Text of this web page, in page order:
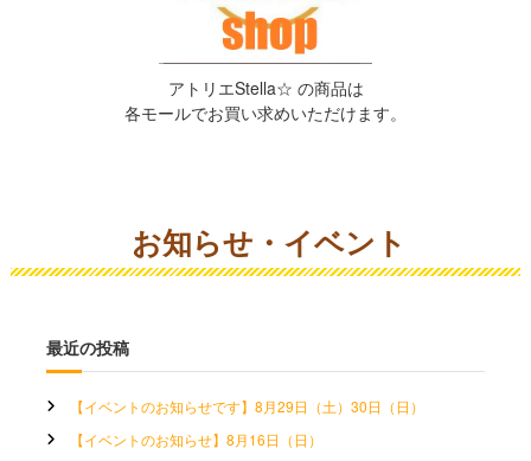
アトリエStella☆ の商品は
各モールでお買い求めいただけます。
お知らせ・イベント
最近の投稿
【イベントのお知らせです】8月29日（土）30日（日）
【イベントのお知らせ】8月16日（日）